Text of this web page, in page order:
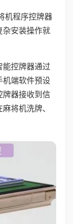
机程序控牌器
杂安装操作就
能控牌器通过
机端软件预设
牌器接收到信
将机洗牌、